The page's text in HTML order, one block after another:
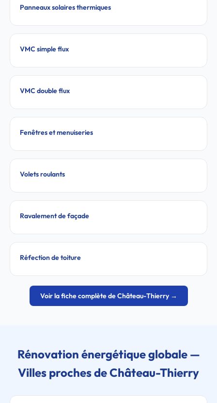
Panneaux solaires thermiques
VMC simple flux
VMC double flux
Fenêtres et menuiseries
Volets roulants
Ravalement de façade
Réfection de toiture
Voir la fiche complète de Château-Thierry →
Rénovation énergétique globale —
Villes proches de Château-Thierry